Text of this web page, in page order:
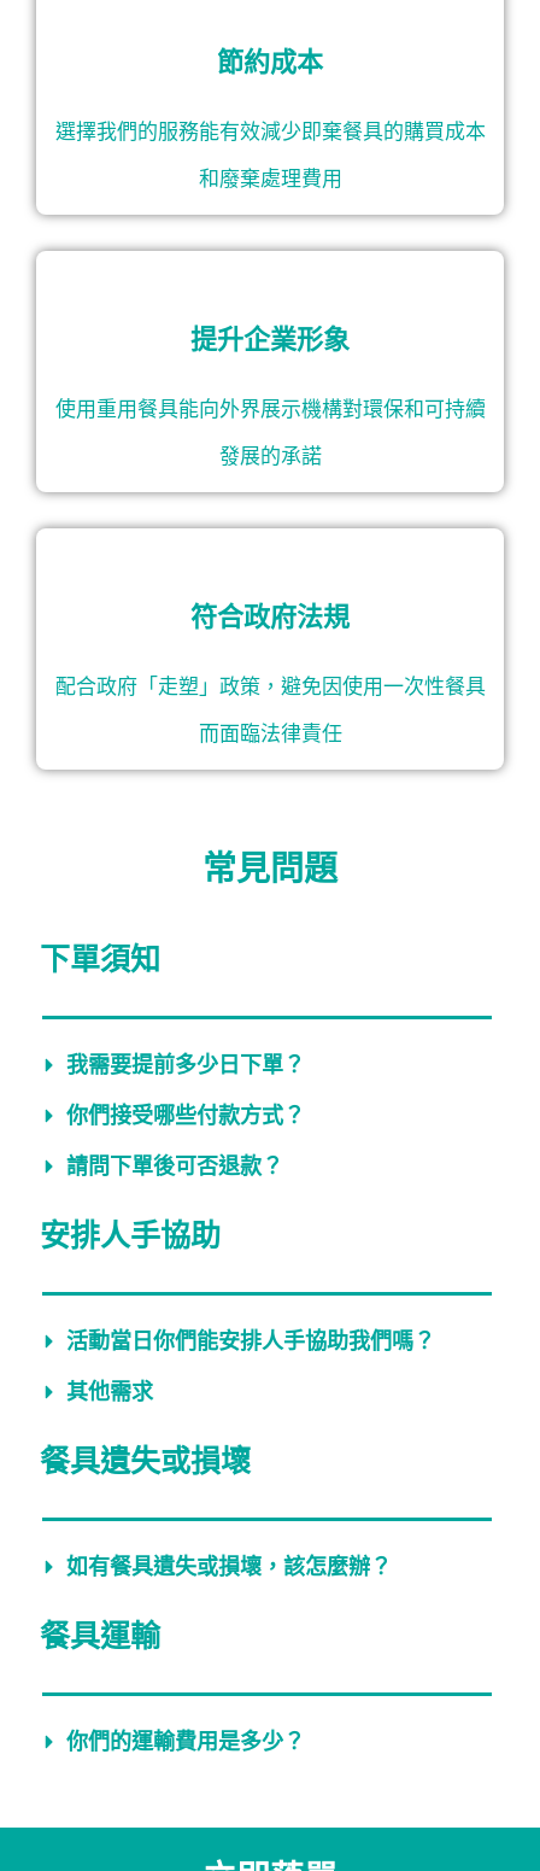
節約成本
選擇我們的服務能有效減少即棄餐具的購買成本
和廢棄處理費用
提升企業形象
使用重用餐具能向外界展示機構對環保和可持續
發展的承諾
符合政府法規
配合政府「走塑」政策，避免因使用一次性餐具
而面臨法律責任
常見問題
下單須知
我需要提前多少日下單？
你們接受哪些付款方式？
請問下單後可否退款？
安排人手協助
活動當日你們能安排人手協助我們嗎？​
其他需求
餐具遺失或損壞
如有餐具遺失或損壞，該怎麼辦？
餐具運輸
你們的運輸費用是多少？